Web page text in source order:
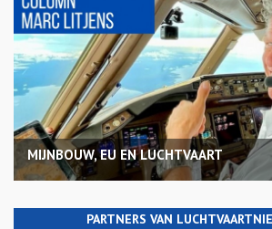
MIJNBOUW, EU EN LUCHTVAART
PARTNERS VAN